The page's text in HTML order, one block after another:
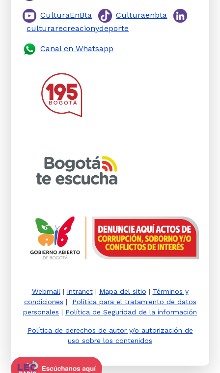
CulturaEnBta
Culturaenbta
culturarecreacionydeporte
Canal en Whatsapp
Webmail| Intranet| Mapa del sitio | Términos y
condiciones | Política para el tratamiento de datos
personales | Política de Seguridad de la información
Política de derechos de autor y/o autorización de
uso sobre los contenidos